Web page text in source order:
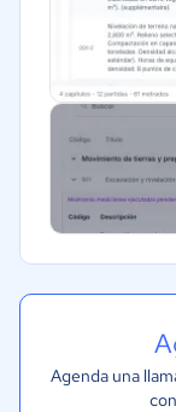
Agenda una